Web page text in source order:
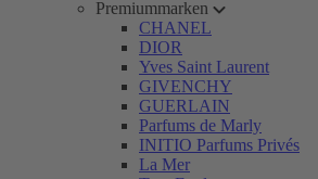
Premiummarken
CHANEL
DIOR
Yves Saint Laurent
GIVENCHY
GUERLAIN
Parfums de Marly
INITIO Parfums Privés
La Mer